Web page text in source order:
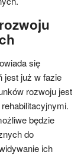
się
jest już w fazie
rozwoju jest
będzie
do
ich